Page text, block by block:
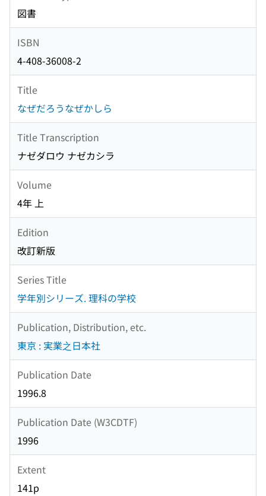
図書
ISBN
4-408-36008-2
Title
なぜだろうなぜかしら
Title Transcription
ナゼダロウ ナゼカシラ
Volume
4年 上
Edition
改訂新版
Series Title
学年別シリーズ. 理科の学校
Publication, Distribution, etc.
東京 : 実業之日本社
Publication Date
1996.8
Publication Date (W3CDTF)
1996
Extent
141p